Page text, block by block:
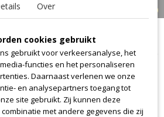
(0)
Canvas>Canvas 644
Over
cookies gebruikt
gebruikt voor verkeersanalyse, het
functies en het personaliseren
Daarnaast verlenen we onze
en analysepartners toegang tot
site gebruikt. Zij kunnen deze
met andere gegevens die zij